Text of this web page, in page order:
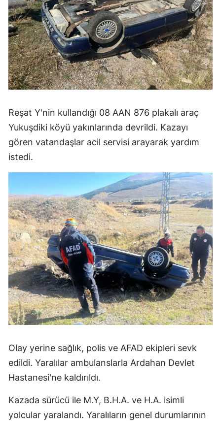
Reşat Y'nin kullandığı 08 AAN 876 plakalı araç
Yukuşdiki köyü yakınlarında devrildi. Kazayı
gören vatandaşlar acil servisi arayarak yardım
istedi.
Olay yerine sağlık, polis ve AFAD ekipleri sevk
edildi. Yaralılar ambulanslarla Ardahan Devlet
Hastanesi'ne kaldırıldı.
Kazada sürücü ile M.Y, B.H.A. ve H.A. isimli
yolcular yaralandı. Yaralıların genel durumlarının